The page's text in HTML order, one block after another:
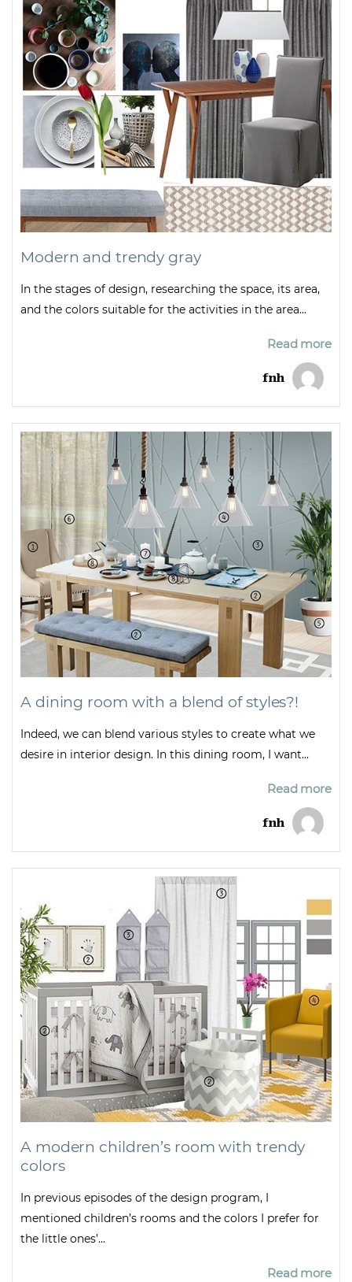
Modern and trendy gray
In the stages of design, researching the space, its area,
and the colors suitable for the activities in the area...
Read more
fnh
A dining room with a blend of styles?!
Indeed, we can blend various styles to create what we
desire in interior design. In this dining room, I want...
Read more
fnh
A modern children’s room with trendy
colors
In previous episodes of the design program, I
mentioned children’s rooms and the colors I prefer for
the little ones’...
Read more